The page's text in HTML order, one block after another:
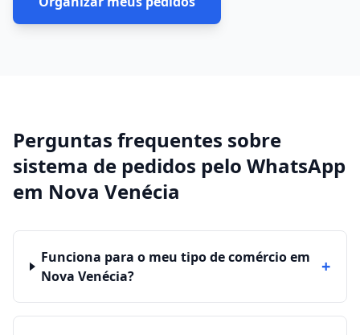
Perguntas frequentes sobre
sistema de pedidos pelo WhatsApp
em Nova Venécia
Funciona para o meu tipo de comércio em
Nova Venécia?
+